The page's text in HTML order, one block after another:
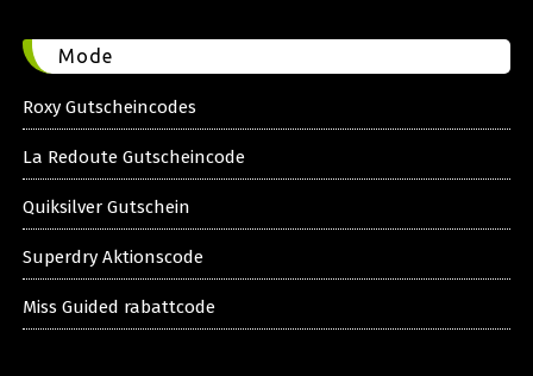
Mode
Roxy Gutscheincodes
La Redoute Gutscheincode
Quiksilver Gutschein
Superdry Aktionscode
Miss Guided rabattcode